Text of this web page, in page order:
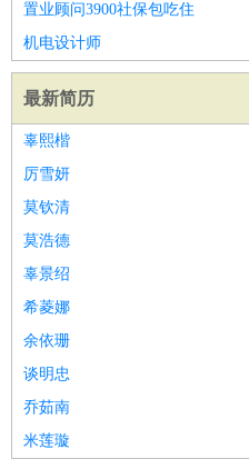
置业顾问3900社保包吃住
机电设计师
最新简历
辜熙楷
厉雪妍
莫钦清
莫浩德
辜景绍
希菱娜
余依珊
谈明忠
乔茹南
米莲璇